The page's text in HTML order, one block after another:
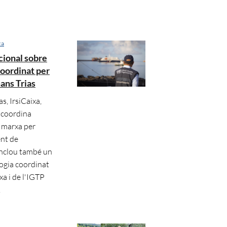
sobre
per
Trias
IrsiCaixa,
per
de
també un
coordinat
i de l'IGTP